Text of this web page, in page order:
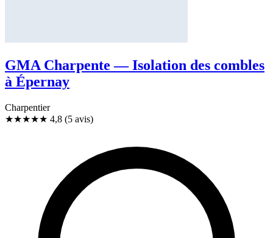
GMA Charpente — Isolation des combles
à Épernay
Charpentier
★★★★★ 4,8 (5 avis)